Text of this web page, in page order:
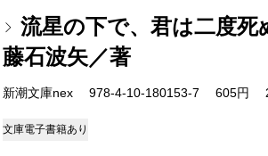
流星の下で、君は二度死
藤石波矢／著
新潮文庫nex 978-4-10-180153-7 605円
文庫電子書籍あり